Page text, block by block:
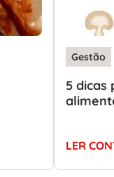
Gestão
5
LER